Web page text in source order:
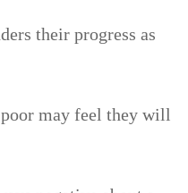
their progress as
poor may feel they will